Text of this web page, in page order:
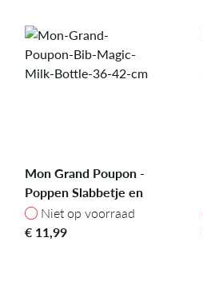
Mon Grand Poupon -
Poppen Slabbetje en
Drinkflesje 36/42 cm
Niet op voorraad
Niet op voorraad
€ 11,99